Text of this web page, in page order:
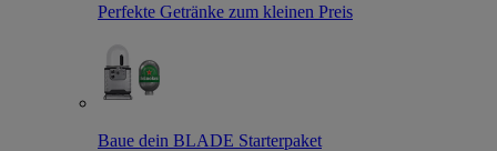
Perfekte Getränke zum kleinen Preis
Baue dein BLADE Starterpaket